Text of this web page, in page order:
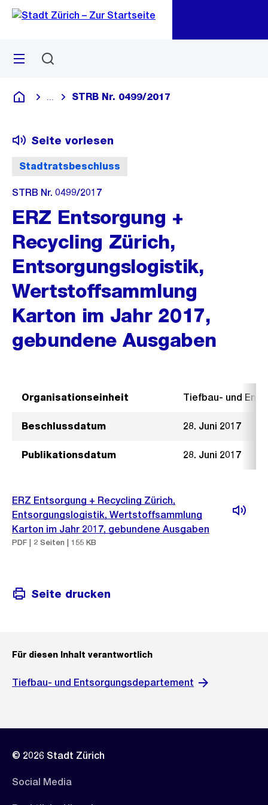
Navigation
Sprunglink
Menü
Deutsch
Blende alle Breadcrumbs ein
STRB Nr. 0499/2017
Stadtratsbeschluss
Seite vorlesen
STRB Nr. 0499/2017
ERZ Entsorgung +
Recycling Zürich,
Entsorgungslogistik,
Wertstoffsammlung
Karton im Jahr 2017,
gebundene Ausgaben
Organisationseinheit Tiefbau- und
Beschlussdatum 28. Juni 2017
Publikationsdatum 28. Juni 2017
ERZ Entsorgung + Recycling Zürich,
Entsorgungslogistik, Wertstoffsammlung
Karton im Jahr 2017, gebundene Ausgaben
PDF | 2 Seiten | 155 KB
Seite drucken
Für diesen Inhalt verantwortlich
Tiefbau- und Entsorgungsdepartement
© 2026 Stadt Zürich
Social Media